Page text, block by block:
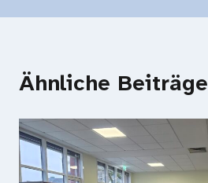
Ähnliche Beiträge